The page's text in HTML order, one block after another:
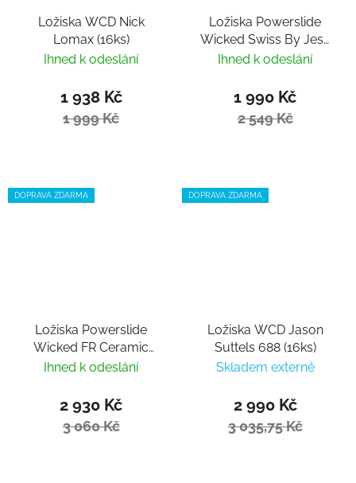
Ložiska WCD Nick
Lomax (16ks)
Ihned k odeslání
1 938 Kč
1 999 Kč
Ložiska Powerslide
Wicked Swiss By Jesa
(16ks)
Ihned k odeslání
1 990 Kč
2 549 Kč
DOPRAVA ZDARMA
Ložiska Powerslide
Wicked FR Ceramic
(16ks)
Ihned k odeslání
2 930 Kč
3 060 Kč
DOPRAVA ZDARMA
Ložiska WCD Jason
Suttels 688 (16ks)
Skladem externě
2 990 Kč
3 035,75 Kč